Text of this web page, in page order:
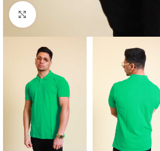
Klick zum Vergrößern